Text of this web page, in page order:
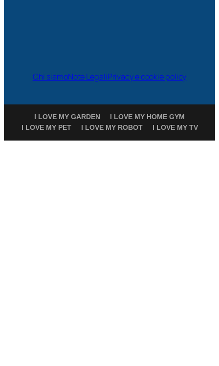
Chi siamoNote LegaliPrivacy e cookie policy
I LOVE MY GARDEN
I LOVE MY HOME GYM
I LOVE MY PET
I LOVE MY ROBOT I LOVE MY TV